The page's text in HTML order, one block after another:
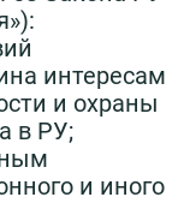
интересам
и охраны
в РУ;
и иного